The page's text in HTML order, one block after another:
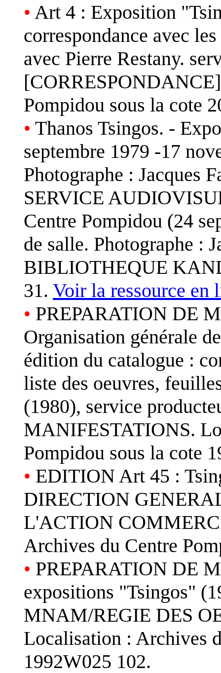
• Art 4 : Exposition
correspondance avec
avec Pierre Restany.
Pompidou sous la cote
• Thanos Tsingos. -
septembre 1979 -17
Photographe : Jacques
SERVICE
Centre Pompidou (24
de salle. Photographe :
BIBLIOTHEQUE
31. Voir la ressource en
• PREPARATION DE
Organisation générale
édition du catalogue :
liste des oeuvres,
(1980), service
MANIFESTATIONS.
Pompidou sous la cote
• EDITION Art 45 :
DIRECTION
L'ACTION
Archives du Centre
• PREPARATION DE
expositions "Tsingos"
MNAM/REGIE DES
Localisation : Archives
1992W025 102.